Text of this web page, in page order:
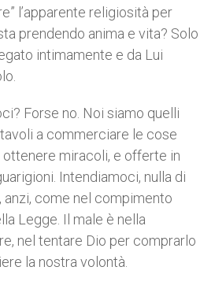
l’apparente religiosità per
prendendo anima e vita? Solo
intimamente e da Lui
Forse no. Noi siamo quelli
a commerciare le cose
miracoli, e offerte in
Intendiamoci, nulla di
come nel compimento
Legge. Il male è nella
nel tentare Dio per comprarlo
la nostra volontà.